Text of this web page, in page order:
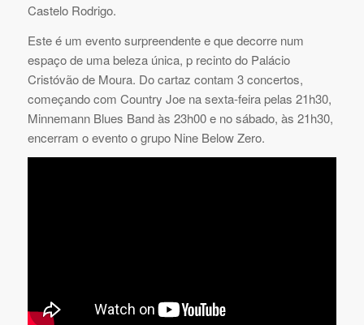
Castelo Rodrigo.
Este é um evento surpreendente e que decorre num
espaço de uma beleza única, p recinto do Palácio
Cristóvão de Moura. Do cartaz contam 3 concertos,
começando com Country Joe na sexta-feira pelas 21h30,
Minnemann Blues Band às 23h00 e no sábado, às 21h30,
encerram o evento o grupo Nine Below Zero.